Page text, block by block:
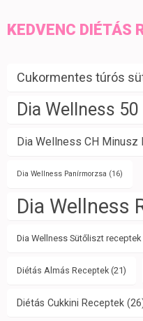
KEDVENC DIÉTÁS
Cukormentes túrós
Dia Wellness
Dia Wellness CH
Dia Wellness Panírmorzsa (16)
Dia Wellness
Dia Wellness Sütőliszt receptek
Diétás Almás Receptek (21)
Diétás Cukkini Receptek